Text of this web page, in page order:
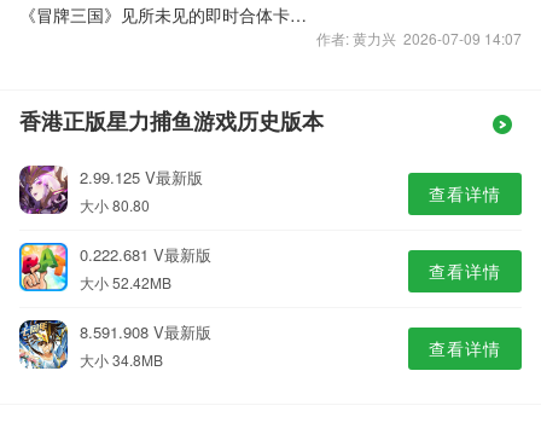
《冒牌三国》见所未见的即时合体卡牌手游
作者: 黄力兴 2026-07-09 14:07
香港正版星力捕鱼游戏历史版本
2.99.125 V最新版
大小 80.80 查看详情
0.222.681 V最新版
大小 52.42MB 查看详情
8.591.908 V最新版
大小 34.8MB 查看详情